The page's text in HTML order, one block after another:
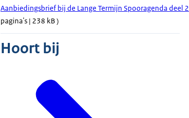
Aanbiedingsbrief bij de Lange Termijn Spooragenda deel 2
pagina's | 238 kB )
Hoort bij